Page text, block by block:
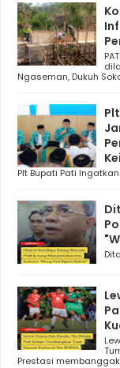
Ngaseman, Dukuh
Plt Bupati Pati
Prestasi